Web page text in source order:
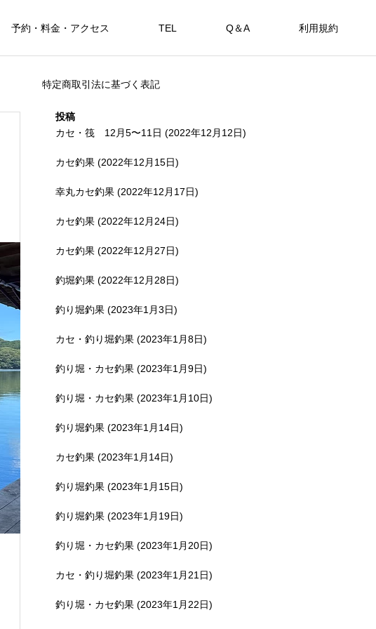
予約・料金・アクセス TEL Q＆A 利用規約
特定商取引法に基づく表記
SHOP
投稿
カセ・筏 12月5〜11日 (2022年12月12日)
カセ釣果 (2022年12月15日)
幸丸カセ釣果 (2022年12月17日)
カセ釣果 (2022年12月24日)
カセ釣果 (2022年12月27日)
釣堀釣果 (2022年12月28日)
釣り堀釣果 (2023年1月3日)
カセ・釣り堀釣果 (2023年1月8日)
釣り堀・カセ釣果 (2023年1月9日)
釣り堀・カセ釣果 (2023年1月10日)
釣り堀釣果 (2023年1月14日)
カセ釣果 (2023年1月14日)
釣り堀釣果 (2023年1月15日)
釣り堀釣果 (2023年1月19日)
釣り堀・カセ釣果 (2023年1月20日)
カセ・釣り堀釣果 (2023年1月21日)
釣り堀・カセ釣果 (2023年1月22日)